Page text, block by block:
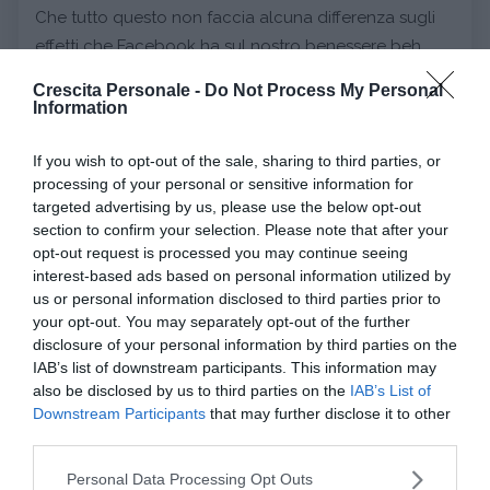
Crescita Personale - Do Not Process My Personal
Information
If you wish to opt-out of the sale, sharing to third parties, or
processing of your personal or sensitive information for
targeted advertising by us, please use the below opt-out
section to confirm your selection. Please note that after your
opt-out request is processed you may continue seeing
interest-based ads based on personal information utilized by
us or personal information disclosed to third parties prior to
your opt-out. You may separately opt-out of the further
disclosure of your personal information by third parties on the
IAB’s list of downstream participants. This information may
also be disclosed by us to third parties on the IAB’s List of
Downstream Participants that may further disclose it to other
Please note that this website/app uses one or more Google
Personal Data Processing Opt Outs
Che tutto questo non faccia alcuna differenza sugli
effetti che Facebook ha sul nostro benessere beh
fiducia successivi studi che possano fornirci altre
Facebookpotrebbe averecontemporaneamente
effetti positivi per alcuni versi e effetti negativi
per altririspetto al nostro benessere personale.
Spesso le cose, anche in materia di tecnologie, si
rivelano sempre un po’ piùcomplessee sfumate di
come inizialmente appaiono…
Continua a leggere dopo la pubblicità
Immagine | Photographee.eu